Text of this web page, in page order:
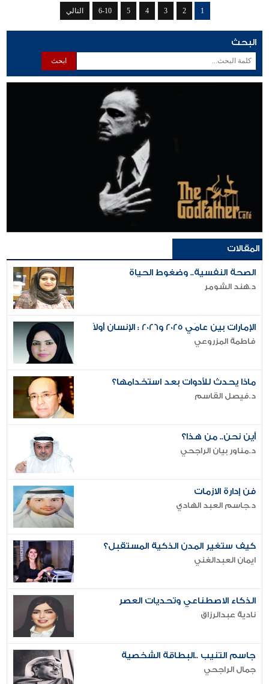
1
2
3
4
5
6-10 التالي
البحث
المقالات
الصحة النفسية.. وضغوط الحياة
د.هند الشومر
الإمارات بين عامَي 2025 و2026 : الإنسان أولاً
فاطمة المزروعي
ماذا يحدث للأدوات بعد استخدامها؟
د.فيصل القاسم
أين نحن.. من هذا؟
د.مناور بيان الراجحي
فن إدارة الازمات
د.جاسم العبد الهادي
كيف ستغير المدن الذكية المستقبل؟
ايمان العبدالغني
الذكاء الاصطناعي وتحديات العصر
نادية عبدالرزاق
جاسم التنيب ..البطاقة الشخصية
جمال الراجحي